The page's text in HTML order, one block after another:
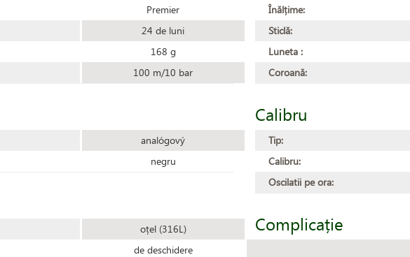
Premier
24 de luni
168 g
100 m/10 bar
analógový
negru
oțel (316L)
de deschidere
Înălțime:
Sticlă:
Luneta :
Coroană:
Calibru
Tip:
Calibru:
Oscilatii pe ora:
Complicație